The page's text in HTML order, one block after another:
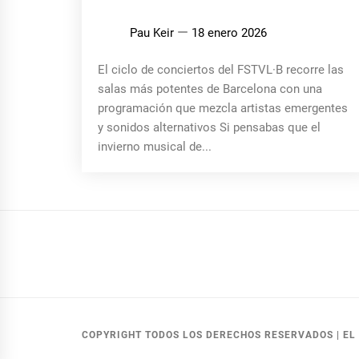
Pau Keir 18 enero 2026
El ciclo de conciertos del FSTVL·B recorre las
salas más potentes de Barcelona con una
programación que mezcla artistas emergentes
y sonidos alternativos Si pensabas que el
invierno musical de...
COPYRIGHT TODOS LOS DERECHOS RESERVADOS | EL